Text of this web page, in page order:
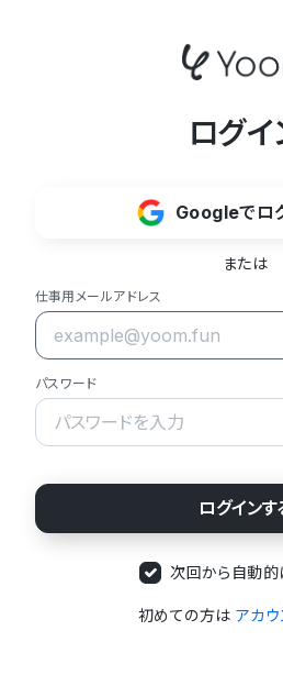
ログイ
Googleでロ
または
仕事用メールアドレス
パスワード
次回から自動的
初めての方は アカ